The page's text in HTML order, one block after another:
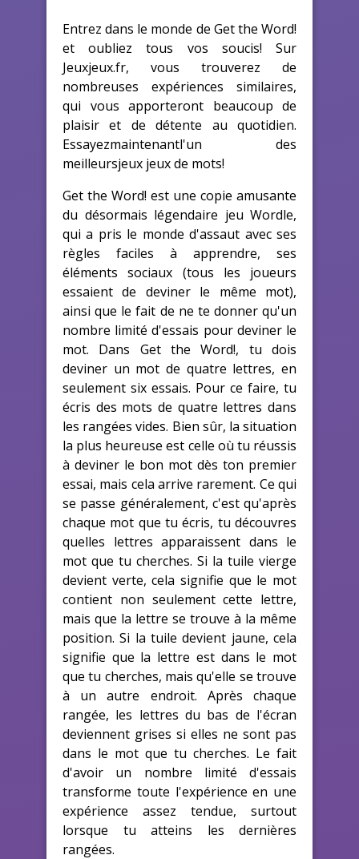
Entrez dans le monde de Get the Word!
et oubliez tous vos soucis! Sur
Jeuxjeux.fr, vous trouverez de
nombreuses expériences similaires,
qui vous apporteront beaucoup de
plaisir et de détente au quotidien.
Essayezmaintenantl'un des
meilleursjeux jeux de mots!
Get the Word! est une copie amusante
du désormais légendaire jeu Wordle,
qui a pris le monde d'assaut avec ses
règles faciles à apprendre, ses
éléments sociaux (tous les joueurs
essaient de deviner le même mot),
ainsi que le fait de ne te donner qu'un
nombre limité d'essais pour deviner le
mot. Dans Get the Word!, tu dois
deviner un mot de quatre lettres, en
seulement six essais. Pour ce faire, tu
écris des mots de quatre lettres dans
les rangées vides. Bien sûr, la situation
la plus heureuse est celle où tu réussis
à deviner le bon mot dès ton premier
essai, mais cela arrive rarement. Ce qui
se passe généralement, c'est qu'après
chaque mot que tu écris, tu découvres
quelles lettres apparaissent dans le
mot que tu cherches. Si la tuile vierge
devient verte, cela signifie que le mot
contient non seulement cette lettre,
mais que la lettre se trouve à la même
position. Si la tuile devient jaune, cela
signifie que la lettre est dans le mot
que tu cherches, mais qu'elle se trouve
à un autre endroit. Après chaque
rangée, les lettres du bas de l'écran
deviennent grises si elles ne sont pas
dans le mot que tu cherches. Le fait
d'avoir un nombre limité d'essais
transforme toute l'expérience en une
expérience assez tendue, surtout
lorsque tu atteins les dernières
rangées.